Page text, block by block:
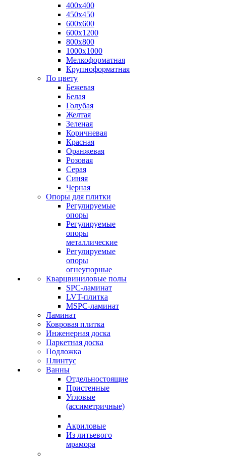
400х400
450х450
600х600
600х1200
800х800
1000х1000
Мелкоформатная
Крупноформатная
По цвету
Бежевая
Белая
Голубая
Желтая
Зеленая
Коричневая
Красная
Оранжевая
Розовая
Серая
Синяя
Черная
Опоры для плитки
Регулируемые
опоры
Регулируемые
опоры
металлические
Регулируемые
опоры
огнеупорные
Кварцвиниловые полы
SPC-ламинат
LVT-плитка
MSPC-ламинат
Ламинат
Ковровая плитка
Инженерная доска
Паркетная доска
Подложка
Плинтус
Ванны
Отдельностоящие
Пристенные
Угловые
(ассиметричные)
Акриловые
Из литьевого
мрамора